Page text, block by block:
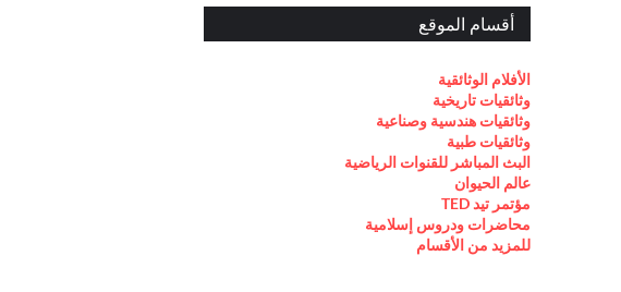
أقسام الموقع
الأفلام الوثائقية
وثائقيات تاريخية
وثائقيات هندسية وصناعية
وثائقيات طبية
البث المباشر للقنوات الرياضية
عالم الحيوان
مؤتمر تيد TED
محاضرات ودروس إسلامية
للمزيد من الأقسام